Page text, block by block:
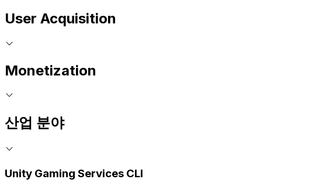
User Acquisition
Monetization
산업 분야
Unity Gaming Services CLI